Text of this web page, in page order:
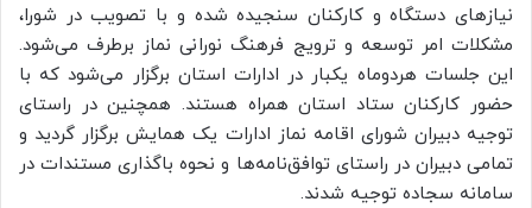
نیازهای دستگاه‌‎ و کارکنان سنجیده شده و با تصویب در شورا،
مشکلات امر توسعه و ترویج فرهنگ نورانی نماز برطرف می‌شود.
این جلسات هردوماه یکبار در ادارات استان برگزار می‌شود که با
حضور کارکنان ستاد استان همراه هستند. همچنین در راستای
توجیه دبیران شورای اقامه نماز ادارات یک همایش برگزار گردید و
تمامی دبیران در راستای توافق‌نامه‌ها و نحوه باگذاری مستندات در
سامانه سجاده توجیه شدند.